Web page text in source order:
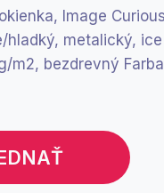
Image Curious
hladký, metalický,
m2, bezdrevný